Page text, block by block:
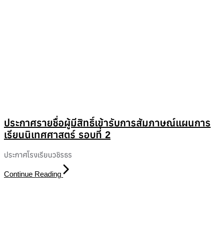
ประกาศรายชื่อผู้มีสิทธิ์เข้ารับการสัมภาษณ์แผนการ
เรียนนิเทศศาสตร์ รอบที่ 2
ประกาศโรงเรียนวชิรธร
Continue Reading